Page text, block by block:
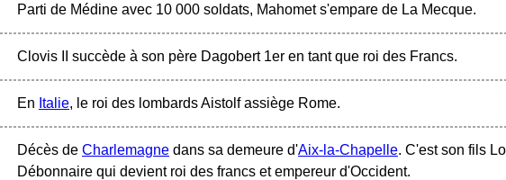
Parti de Médine avec 10 000 soldats, Mahomet s'empare de La Mecque.
Clovis II succède à son père Dagobert 1er en tant que roi des Francs.
En Italie, le roi des lombards Aistolf assiège Rome.
Décès de Charlemagne dans sa demeure d'Aix-la-Chapelle. C'est son fils
Débonnaire qui devient roi des francs et empereur d'Occident.